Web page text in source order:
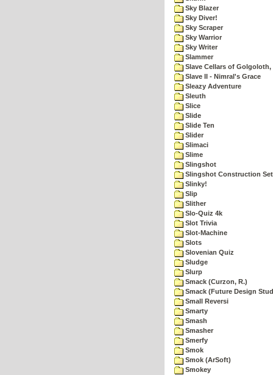
Sky Blazer
Sky Diver!
Sky Scraper
Sky Warrior
Sky Writer
Slammer
Slave Cellars of Golgoloth,
Slave II - Nimral's Grace
Sleazy Adventure
Sleuth
Slice
Slide
Slide Ten
Slider
Slimaci
Slime
Slingshot
Slingshot Construction Set
Slinky!
Slip
Slither
Slo-Quiz 4k
Slot Trivia
Slot-Machine
Slots
Slovenian Quiz
Sludge
Slurp
Smack (Curzon, R.)
Smack (Future Design
Small Reversi
Smarty
Smash
Smasher
Smerfy
Smok
Smok (ArSoft)
Smokey